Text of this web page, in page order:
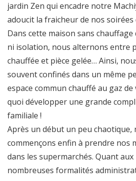
jardin Zen qui encadre notre
adoucit la fraicheur de nos soirées
Dans cette maison sans chauffage
ni isolation, nous alternons entre
chauffée et pièce gelée… Ainsi,
souvent confinés dans un même
espace commun chauffé au gaz de
quoi développer une grande
familiale !
Après un début un peu chaotique,
commençons enfin à prendre nos
dans les supermarchés. Quant aux
nombreuses formalités